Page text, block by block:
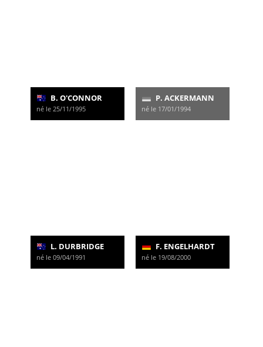
B. O'CONNOR
né le 25/11/1995
P. ACKERMANN
né le 17/01/1994
L. DURBRIDGE
né le 09/04/1991
F. ENGELHARDT
né le 19/08/2000